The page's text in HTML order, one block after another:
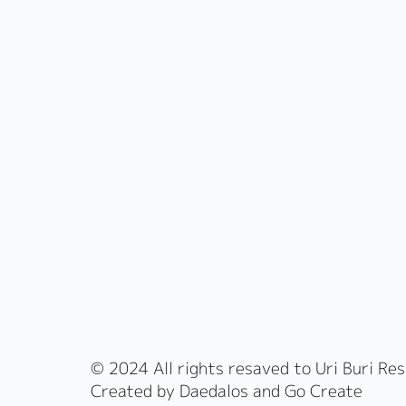
© 2024 All rights resaved to Uri Buri
Created by Daedalos and Go Create